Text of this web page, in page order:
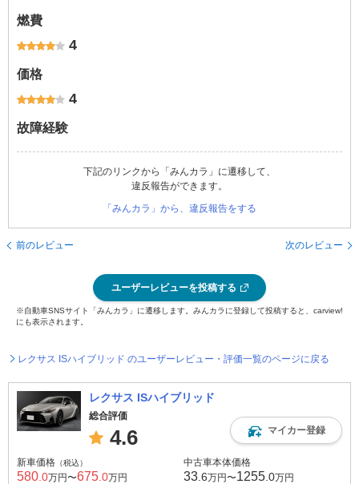
燃費
4
価格
4
故障経験
下記のリンクから「みんカラ」に遷移して、
違反報告ができます。
「みんカラ」から、違反報告をする
前のレビュー 次のレビュー
ユーザーレビューを投稿する
※自動車SNSサイト「みんカラ」に遷移します。みんカラに登録して投稿すると、carview!
にも表示されます。
レクサス ISハイブリッド のユーザーレビュー・評価一覧のページに戻る
レクサス ISハイブリッド
総合評価
4.6 マイカー登録
新車価格 （税込）
580 .0万円〜675 .0万円
中古車本体価格
33 .6万円〜1255 .0万円